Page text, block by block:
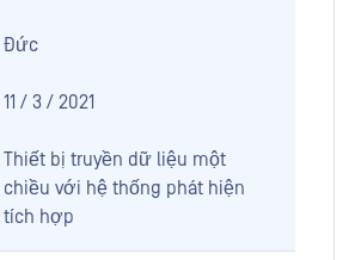
Đức
11 / 3 / 2021
Thiết bị truyền dữ liệu một
chiều với hệ thống phát hiện
tích hợp